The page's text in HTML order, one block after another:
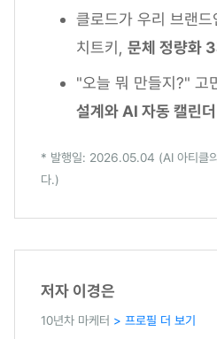
클로드가 우리 브랜
치트키, 문체 정량화
"오늘 뭐 만들지?" 고
설계와 AI 자동 캘린더
* 발행일: 2026.05.04 (AI 아티클의
다.)
저자 이경은
10년차 마케터 > 프로필 더 보기